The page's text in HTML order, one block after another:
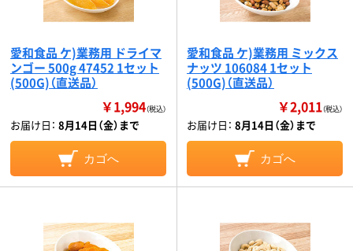
愛和食品 ケ)業務用 ドライマ
ンゴー 500g 47452 1セット
(500G)（直送品）
￥1,994（税込）
お届け日： 8月14日（金）まで
カゴへ
愛和食品 ケ)業務用 ミックス
ナッツ 106084 1セット
(500G)（直送品）
￥2,011（税込）
お届け日： 8月14日（金）まで
カゴへ